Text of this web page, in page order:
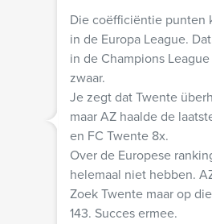
Die coëfficiëntie punten
in de Europa League.
in de Champions
zwaar.
Je zegt dat Twente
maar AZ haalde de
en FC Twente 8x.
Over de Europese
helemaal niet hebben.
Zoek Twente maar op
143. Succes ermee.